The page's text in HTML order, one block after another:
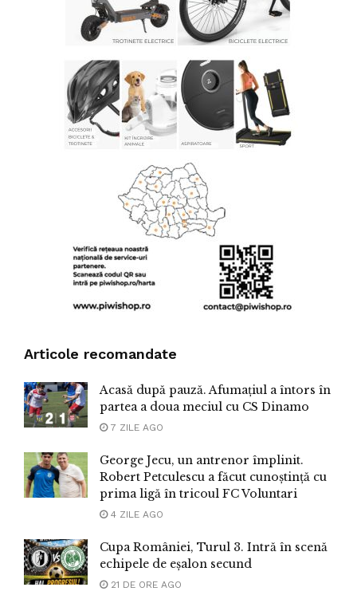
Articole recomandate
Acasă după pauză. Afumațiul a întors în
partea a doua meciul cu CS Dinamo
7 ZILE AGO
George Jecu, un antrenor împlinit.
Robert Petculescu a făcut cunoștință cu
prima ligă în tricoul FC Voluntari
4 ZILE AGO
Cupa României, Turul 3. Intră în scenă
echipele de eșalon secund
21 DE ORE AGO